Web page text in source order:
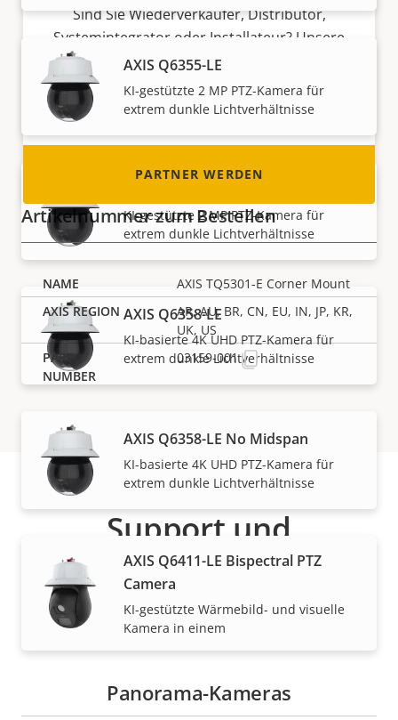
AXIS Q6355-LE
KI-gestützte 2 MP PTZ-Kamera für
extrem dunkle Lichtverhältnisse
KI-gestützte 2 MP PTZ-Kamera für
extrem dunkle Lichtverhältnisse
AXIS Q6358-LE
KI-basierte 4K UHD PTZ-Kamera für
extrem dunkle Lichtverhältnisse
AXIS Q6358-LE No Midspan
KI-basierte 4K UHD PTZ-Kamera für
extrem dunkle Lichtverhältnisse
AXIS Q6411-LE Bispectral PTZ
Camera
KI-gestützte Wärmebild- und visuelle
Kamera in einem
Panorama-Kameras
Sind Sie Wiederverkäufer, Distributor,
Systemintegrator oder Installateur? Unsere
Partner sind in fast allen Ländern der Welt
ansässig. Erfahren Sie, wie Sie einer von ihnen
werden können!
PARTNER WERDEN
Artikelnummer zum Bestellen
AXIS TQ5301-E Corner Mount
AR, AU, BR, CN, EU, IN, JP, KR,
UK, US
03159-001
Support und
Ressourcen
Benötigen Sie Informationen zu Produkten von Axis,